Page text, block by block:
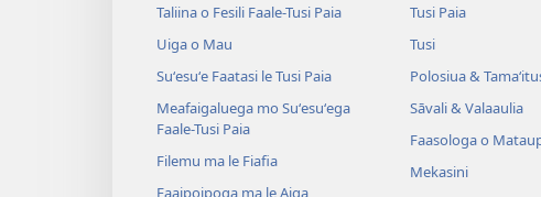
Taliina o Fesili Faale-Tusi Paia
Uiga o Mau
Suʻesuʻe Faatasi le Tusi Paia
Meafaigaluega mo Suʻesuʻega
Faale-Tusi Paia
Filemu ma le Fiafia
Faaipoipoga ma le Aiga
Tusi Paia
Tusi
Polosiua &
Sāvali & Valaaulia
Faasologa o
Mekasini